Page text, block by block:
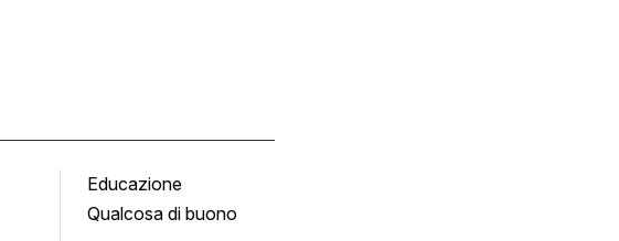
Educazione
Qualcosa di buono